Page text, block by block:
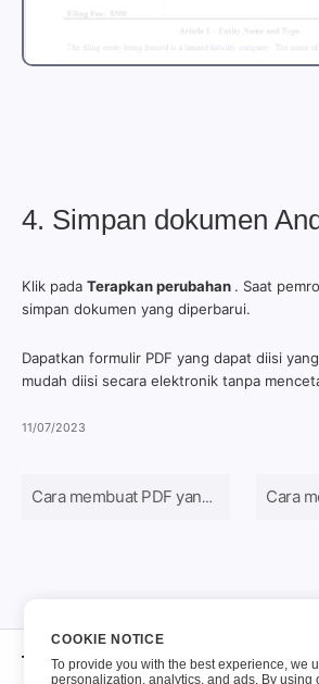
4. Simpan dokumen
Klik pada Terapkan perubahan . Saat
simpan dokumen yang diperbarui.
Dapatkan formulir PDF yang dapat diisi
mudah diisi secara elektronik tanpa
11/07/2023
Cara membuat PDF yang bisa diisi
Tentang
COOKIE NOTICE
To provide you with the best experience, we
personalization, analytics, and ads. By using